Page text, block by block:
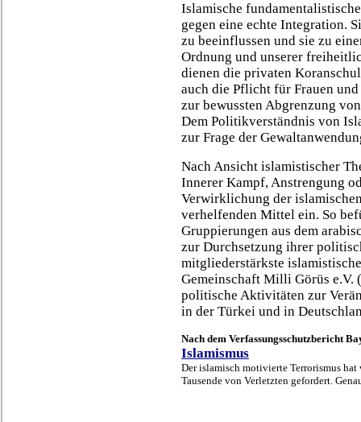
Islamische
gegen eine echte Integration.
zu beeinflussen und sie zu
Ordnung und unserer
dienen die privaten
auch die Pflicht für Frauen
zur bewussten Abgrenzung
Dem Politikverständnis von
zur Frage der
Nach Ansicht islamistischer
Innerer Kampf, Anstrengung
Verwirklichung der
verhelfenden Mittel ein. So
Gruppierungen aus dem
zur Durchsetzung ihrer
mitgliederstärkste
Gemeinschaft Milli Görüs e.V.
politische Aktivitäten zur
in der Türkei und in
Nach dem Verfassungsschutzbericht
Islamismus
Der islamisch motivierte Terrorismus
Tausende von Verletzten gefordert.